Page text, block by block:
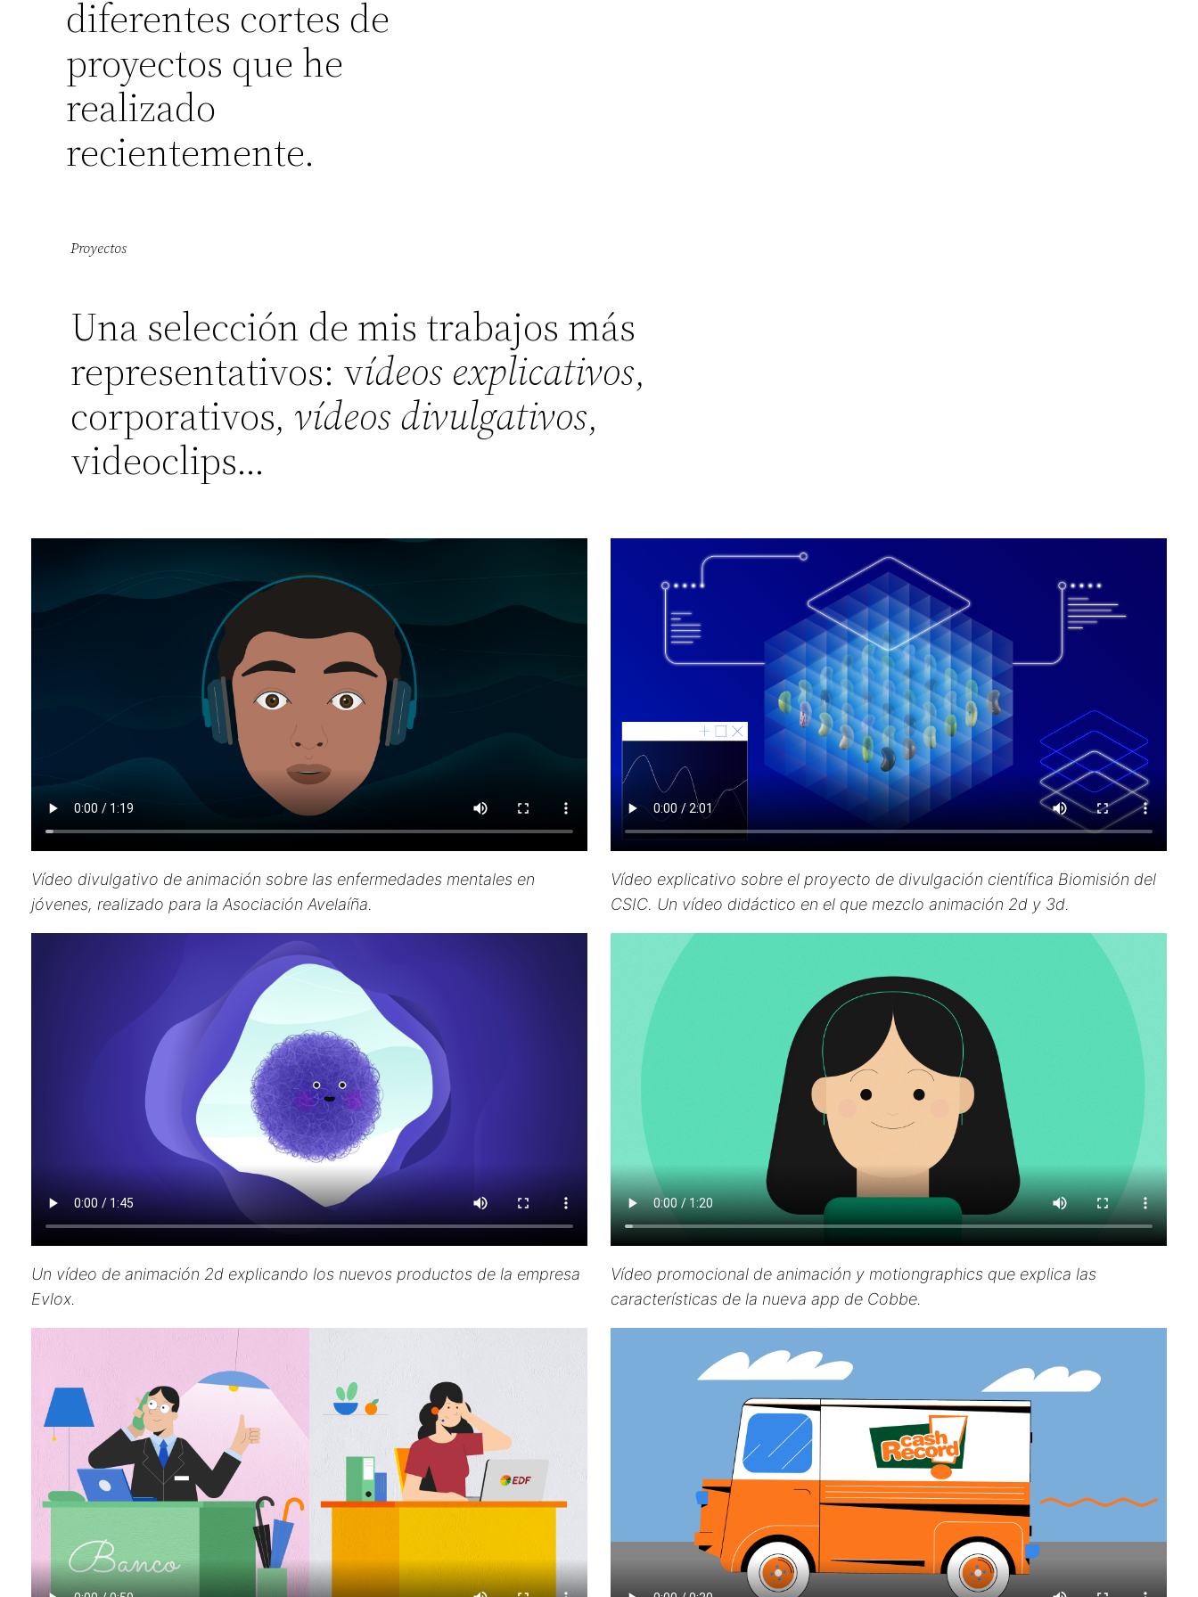
diferentes cortes de
proyectos que he
realizado
recientemente.
Proyectos
Una selección de mis trabajos más
representativos: vídeos explicativos,
corporativos, vídeos divulgativos,
videoclips…
Vídeo divulgativo de animación sobre las enfermedades mentales en
jóvenes, realizado para la Asociación Avelaíña.
Vídeo explicativo sobre el proyecto de divulgación científica Biomisión del
CSIC. Un vídeo didáctico en el que mezclo animación 2d y 3d.
Un vídeo de animación 2d explicando los nuevos productos de la empresa
Evlox.
Vídeo promocional de animación y motiongraphics que explica las
características de la nueva app de Cobbe.